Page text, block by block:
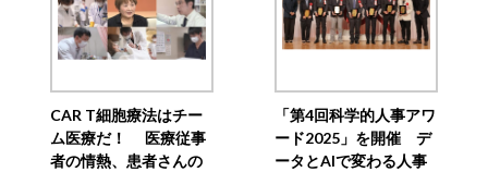
CAR T細胞療法はチー
ム医療だ！ 医療従事
者の情熱、患者さんの
「第4回科学的人事アワ
ード2025」を開催 デ
ータとAIで変わる人事